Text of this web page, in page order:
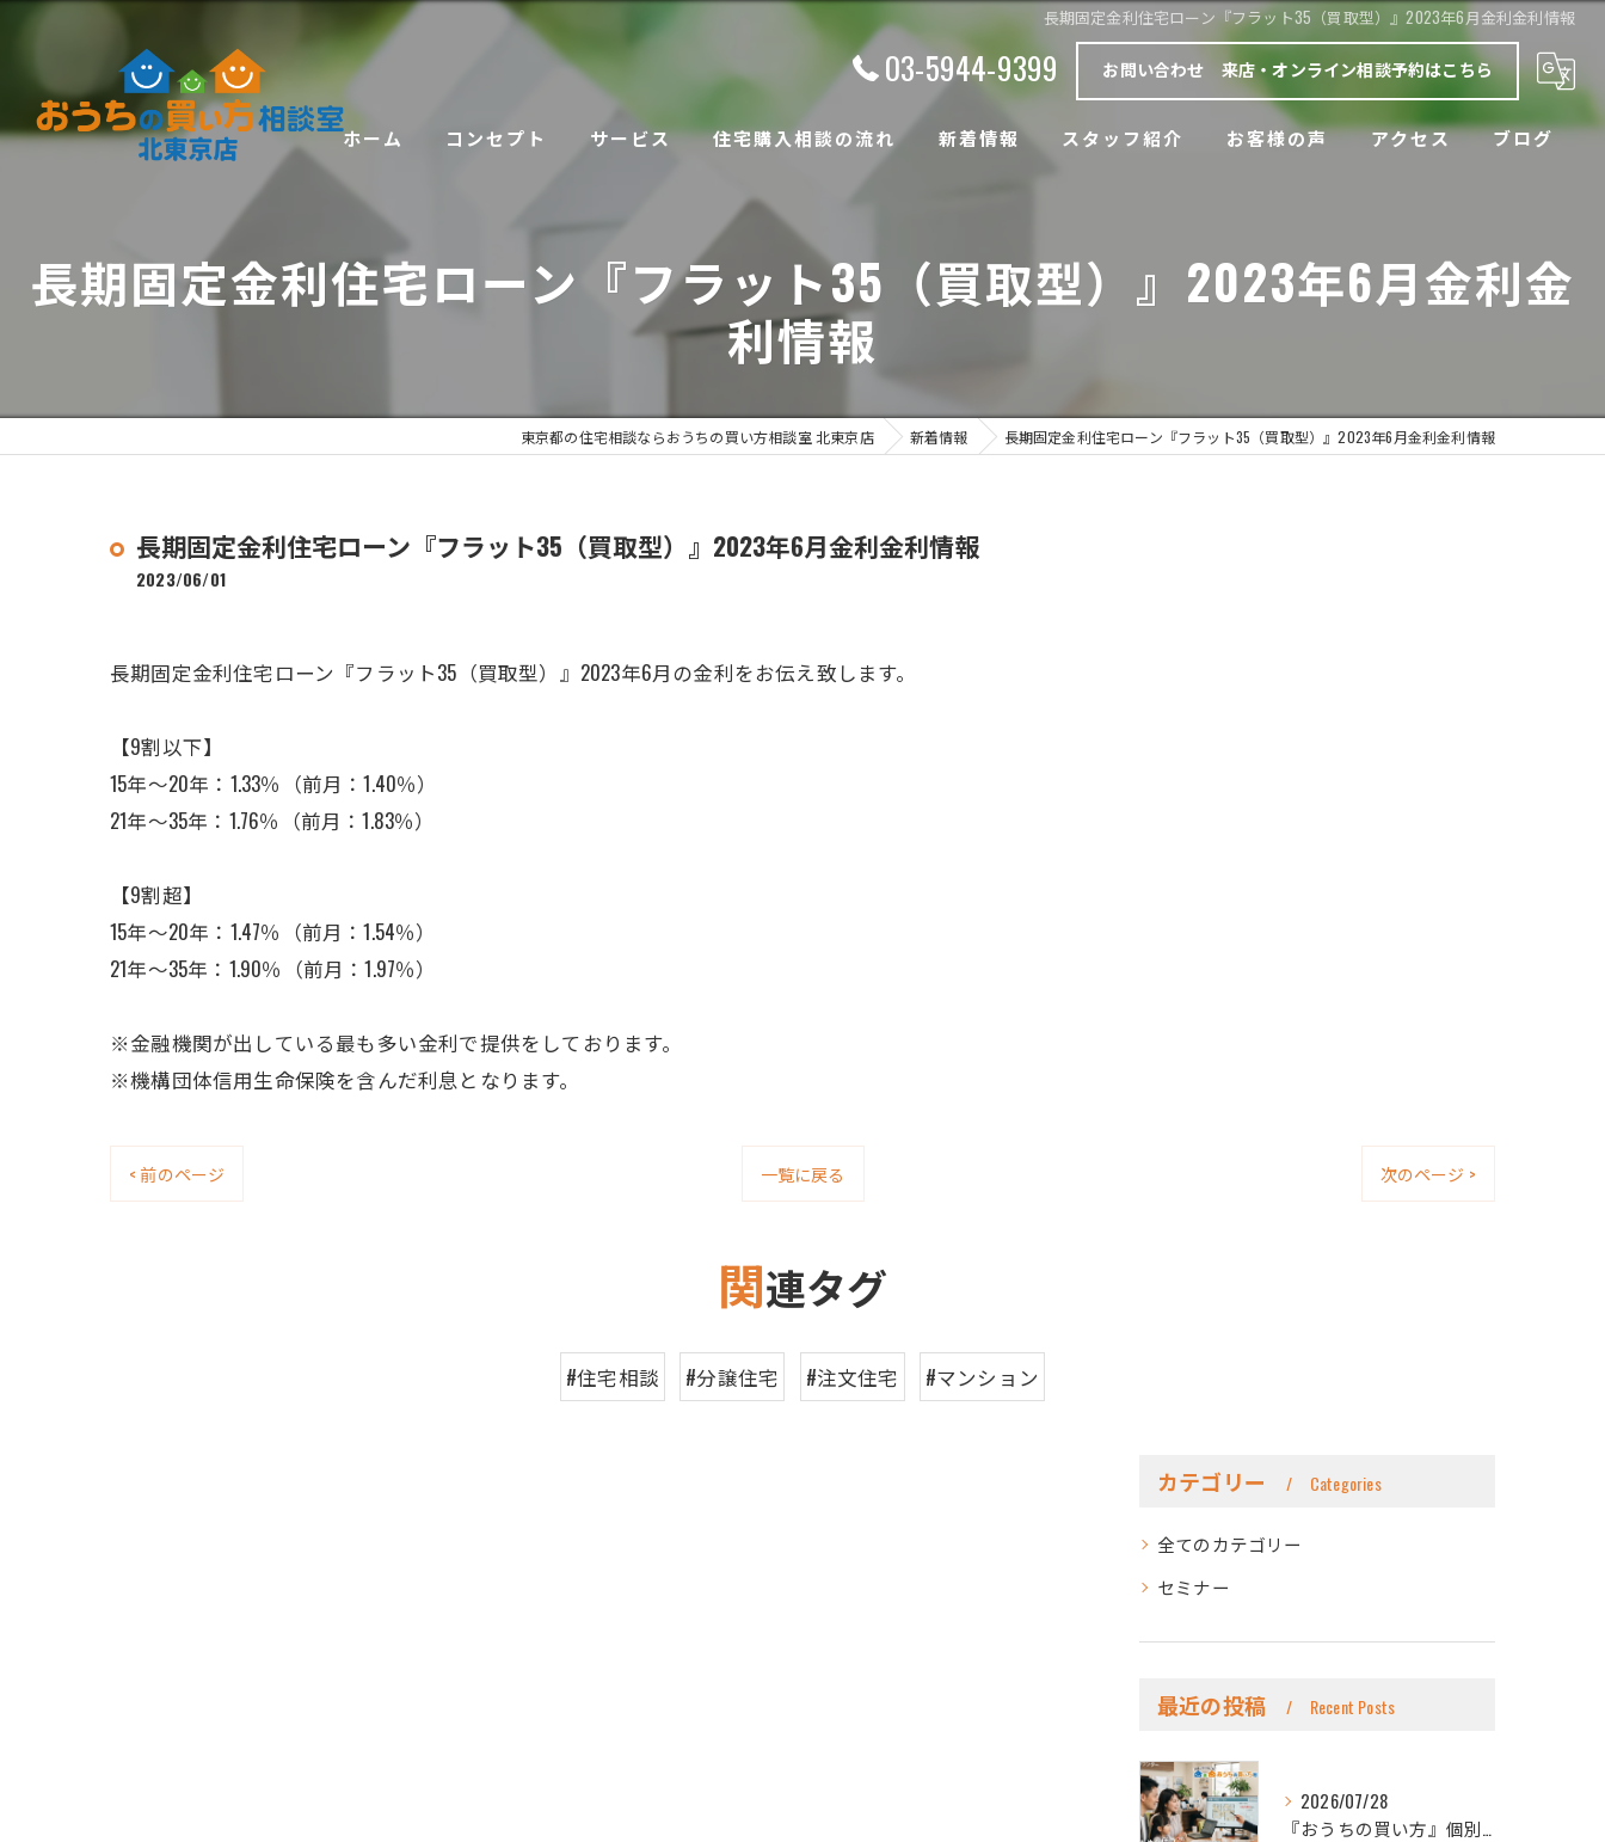
長期固定金利住宅ローン『フラット35（買取型）』2023年6月金利金利情報
03-5944-9399 お問い合わせ 来店・オンライン相談予約はこちら
ホーム コンセプト サービス 住宅購入相談の流れ 新着情報 スタッフ紹介 お客様の声 アクセス ブログ
長期固定金利住宅ローン『フラット35（買取型）』2023年6月金利金
利情報
東京都の住宅相談ならおうちの買い方相談室 北東京店 新着情報 長期固定金利住宅ローン『フラット35（買取型）』2023年6月金利金利情報
長期固定金利住宅ローン『フラット35（買取型）』2023年6月金利金利情報
2023/06/01
長期固定金利住宅ローン『フラット35（買取型）』2023年6月の金利をお伝え致します。
【9割以下】
15年～20年：1.33％（前月：1.40％）
21年～35年：1.76％（前月：1.83％）
【9割超】
15年～20年：1.47％（前月：1.54％）
21年～35年：1.90％（前月：1.97％）
※金融機関が出している最も多い金利で提供をしております。
※機構団体信用生命保険を含んだ利息となります。
< 前のページ 一覧に戻る 次のページ >
関連タグ
#住宅相談 #分譲住宅 #注文住宅 #マンション
カテゴリー Categories
全てのカテゴリー
セミナー
最近の投稿 Recent Posts
2026/07/28
『おうちの買い方』個別面談会（2026年8月分）